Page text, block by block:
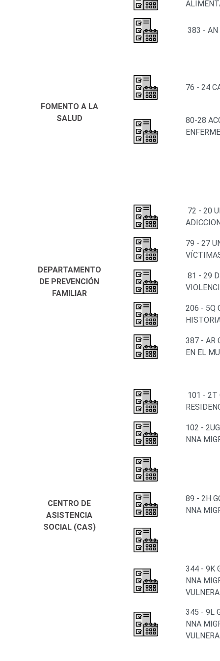
383 - AN
FOMENTO A LA
SALUD
76 - 24
80-28
DEPARTAMENTO
DE PREVENCIÓN
FAMILIAR
72 - 20
79 - 27
81 - 29
206 - 5Q
387 - AR
EN EL
CENTRO DE
ASISTENCIA
SOCIAL (CAS)
101 - 2T
102 -
NNA
89 - 2H
NNA
344 - 9K
NNA
345 - 9L
NNA